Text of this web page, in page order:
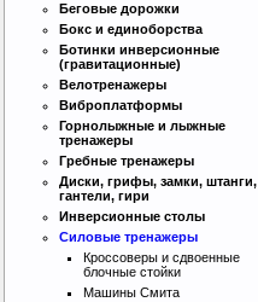
Беговые дорожки
Бокс и единоборства
Ботинки инверсионные
(гравитационные)
Велотренажеры
Виброплатформы
Горнолыжные и лыжные
тренажеры
Гребные тренажеры
Диски, грифы, замки, штанги,
гантели, гири
Инверсионные столы
Силовые тренажеры
Кроссоверы и сдвоенные
блочные стойки
Машины Смита